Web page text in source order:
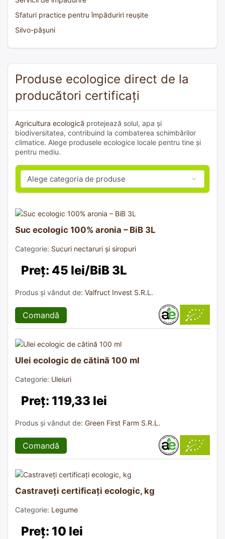
Sfaturi practice pentru împăduriri reușite
Silvo-pășuni
Produse ecologice direct de la
producători certificați
Agricultura ecologică protejează solul, apa și
biodiversitatea, contribuind la combaterea schimbărilor
climatice. Alege produsele ecologice locale pentru tine și
pentru mediu.
Suc ecologic 100% aronia – BiB 3L
Categorie: Sucuri nectaruri și siropuri
Preț: 45 lei/BiB 3L
Produs și vândut de: Valfruct Invest S.R.L.
Comandă
Ulei ecologic de cătină 100 ml
Categorie: Uleiuri
Preț: 119,33 lei
Produs și vândut de: Green First Farm S.R.L.
Comandă
Castraveți certificați ecologic, kg
Categorie: Legume
Preț: 10 lei